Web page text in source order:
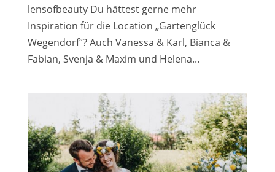
lensofbeauty Du hättest gerne mehr
Inspiration für die Location „Gartenglück
Wegendorf“? Auch Vanessa & Karl, Bianca &
Fabian, Svenja & Maxim und Helena...